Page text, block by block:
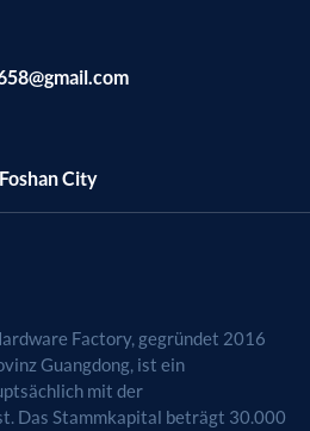
City
Factory, gegründet 2016
Guangdong, ist ein
mit der
Das Stammkapital beträgt 30.000